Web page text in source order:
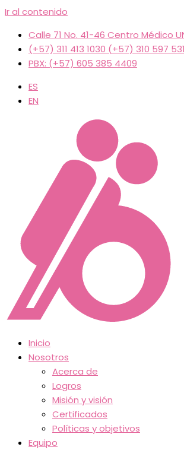
Ir al contenido
Calle 71 No. 41-46 Centro Médico
(+57) 311 413 1030 (+57) 310 597
PBX: (+57) 605 385 4409
ES
EN
Inicio
Nosotros
Acerca de
Logros
Misión y visión
Certificados
Políticas y objetivos
Equipo